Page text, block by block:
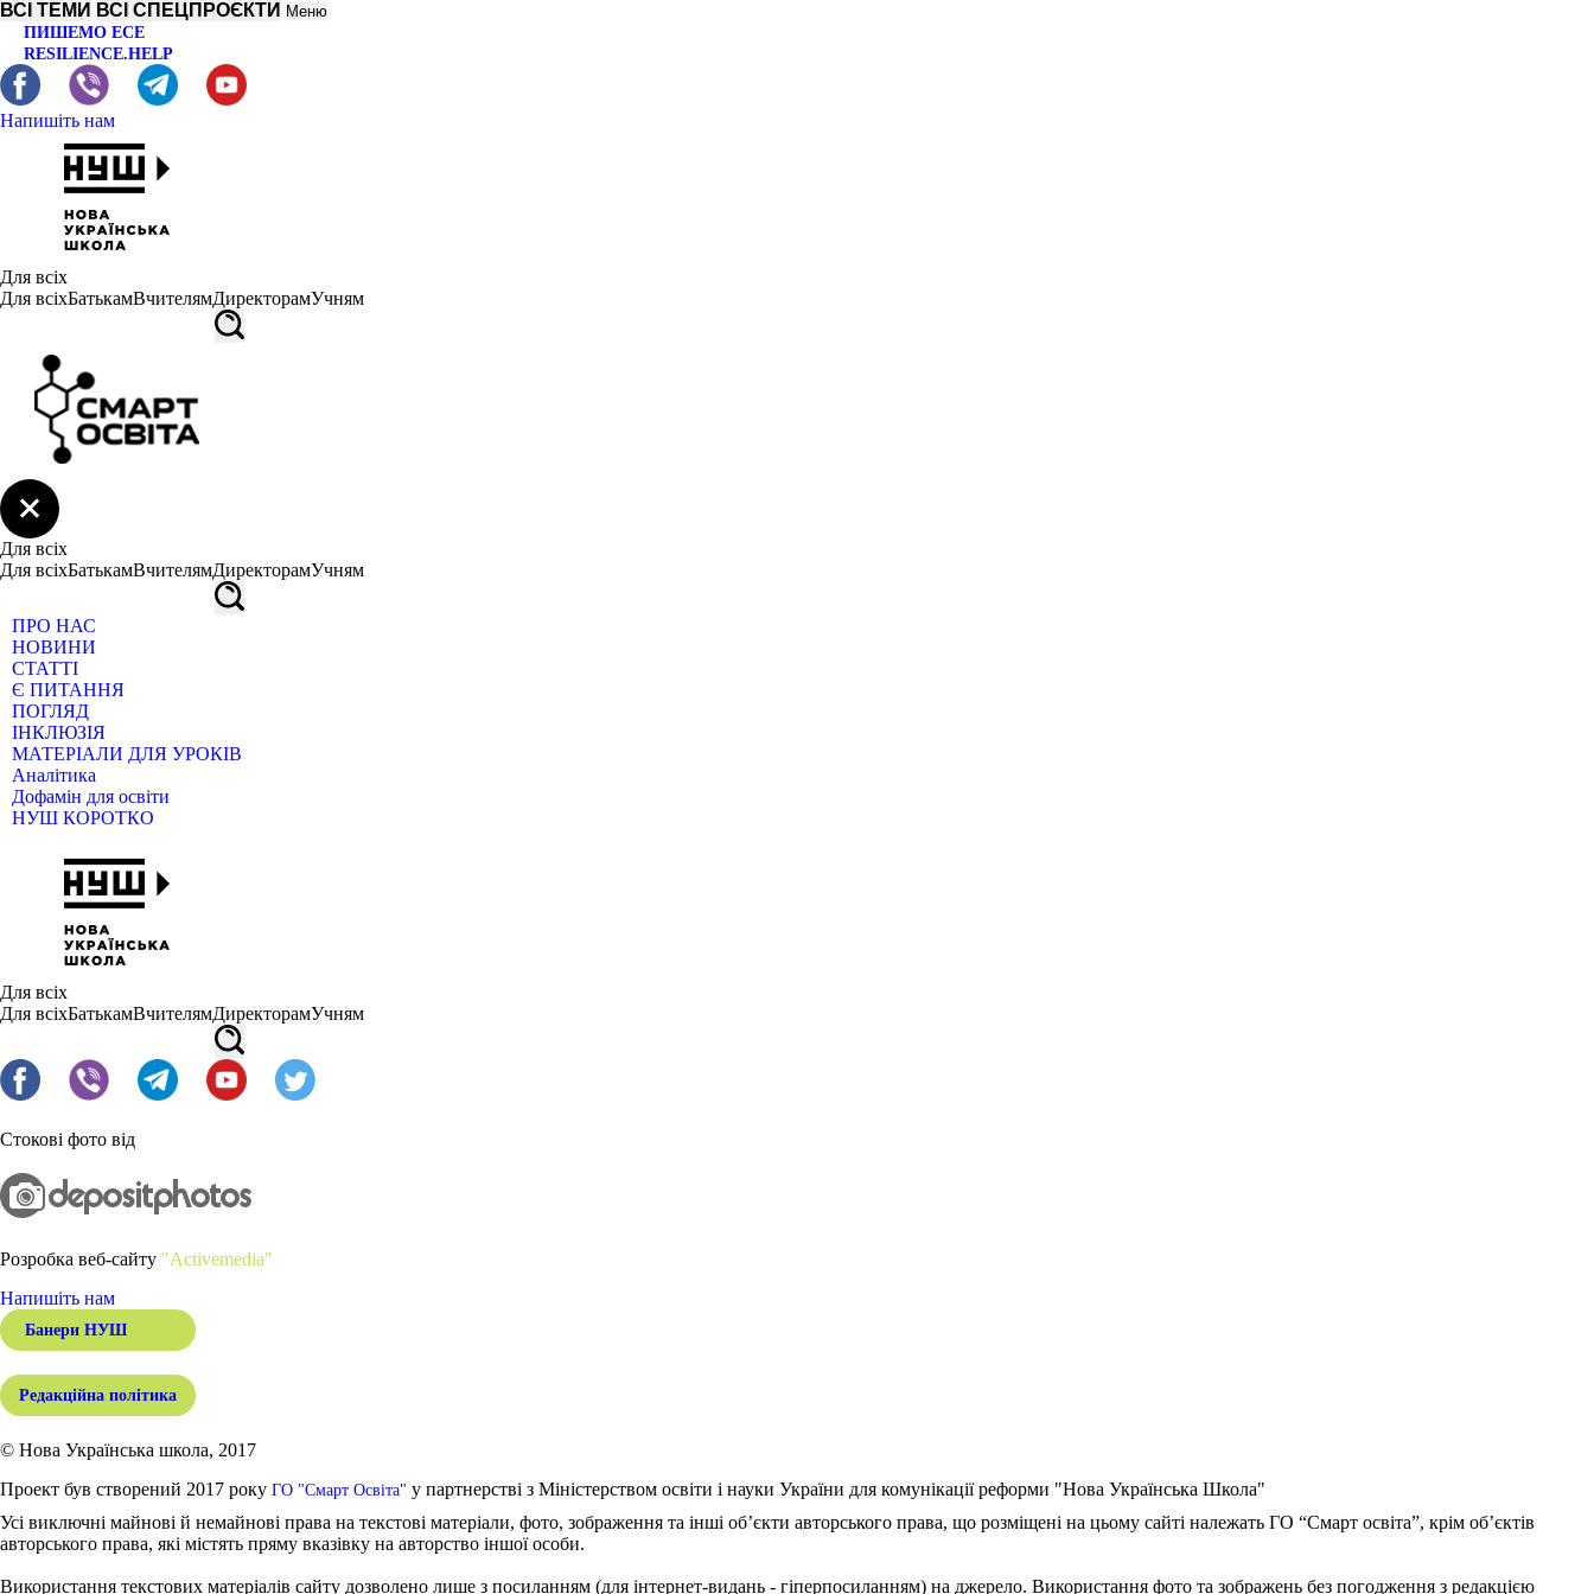
ВСІ ТЕМИ ВСІ СПЕЦПРОЄКТИ Меню
ПИШЕМО ЕСЕ
RESILIENCE.HELP
Напишіть нам
Для всіх
Для всіхБатькамВчителямДиректорамУчням
Для всіх
Для всіхБатькамВчителямДиректорамУчням
ПРО НАС
НОВИНИ
СТАТТІ
Є ПИТАННЯ
ПОГЛЯД
ІНКЛЮЗІЯ
МАТЕРІАЛИ ДЛЯ УРОКІВ
Аналітика
Дофамін для освіти
НУШ КОРОТКО
Для всіх
Для всіхБатькамВчителямДиректорамУчням
Стокові фото від
Розробка веб-сайту "Activemedia"
Напишіть нам
Банери НУШ
Редакційна політика
© Нова Українська школа, 2017
Проект був створений 2017 року ГО "Смарт Освіта" у партнерстві з Міністерством освіти і науки України для комунікації реформи "Нова Українська Школа"
Усі виключні майнові й немайнові права на текстові матеріали, фото, зображення та інші об’єкти авторського права, що розміщені на цьому сайті належать ГО “Смарт освіта”, крім об’єктів
авторського права, які містять пряму вказівку на авторство іншої особи.
Використання текстових матеріалів сайту дозволено лише з посиланням (для інтернет-видань - гіперпосиланням) на джерело. Використання фото та зображень без погодження з редакцією